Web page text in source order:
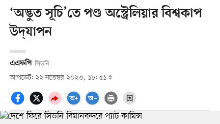
‘অদ্ভুত সূচি’তে পণ্ড অস্ট্রেলিয়ার বিশ্বকাপ
উদ্‌যাপন
এএফপি সিডনি
আপডেট: ২২ নভেম্বর ২০২৩, ১৮: ৫১